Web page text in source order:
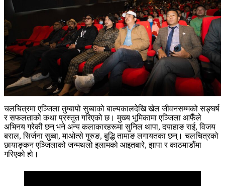
चलचित्रमा एञ्जिला तुम्बापो सुब्बाको बाल्यकालदेखि खेल जीवनसम्मको सङ्घर्ष
र सफलताको कथा प्रस्तुत गरिएको छ। मुख्य भूमिकामा एञ्जिला आफैँले
अभिनय गरेकी छन् भने अन्य कलाकारहरूमा सुनिल थापा, दयाहाङ राई, विजय
बराल, सिर्जना सुब्बा, माओत्से गुरुङ, बुद्धि तामाङ लगायतका छन्। चलचित्रको
छायाङ्कन एञ्जिलाको जन्मथलो इलामको आइतबारे, झापा र काठमाडौंमा
गरिएको हो।